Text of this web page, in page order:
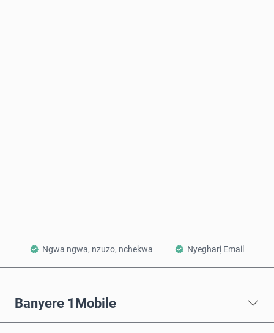
Ngwa ngwa, nzuzo, nchekwa Nyegharị Email
Banyere 1Mobile